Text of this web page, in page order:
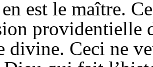
est le maître.
providentielle
divine. Ceci ne